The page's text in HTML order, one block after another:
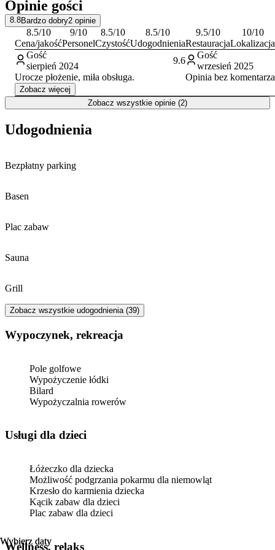
świeżym powietrzu – w okolicy znajdują się liczne
rowerowe. Najbliższa większa miejscowość to Sierakowice.
Opinie gości
8.8Bardzo dobry2 opinie
8.5/10
Cena/jakość
9/10
Personel
8.5/10
Czystość
8.5/10
Udogodnienia
9.5/10
Restauracja
10/10
Lokalizacja
Gość
sierpień 2024
9.6
Urocze płożenie, miła obsługa.
Zobacz więcej
Gość
wrzesień 2025
Opinia bez
Zobacz wszystkie opinie (2)
Wybierz daty
Wybierz daty
Udogodnienia
Bezpłatny parking
Basen
Plac zabaw
Sauna
Grill
Zobacz wszystkie udogodnienia (39)
Wypoczynek, rekreacja
Pole golfowe
Wypożyczenie łódki
Bilard
Wypożyczalnia rowerów
usługi dla dzieci
Łóżeczko dla dziecka
Możliwość podgrzania pokarmu dla niemowląt
Krzesło do karmienia dziecka
Kącik zabaw dla dzieci
Plac zabaw dla dzieci
Wellness, relaks